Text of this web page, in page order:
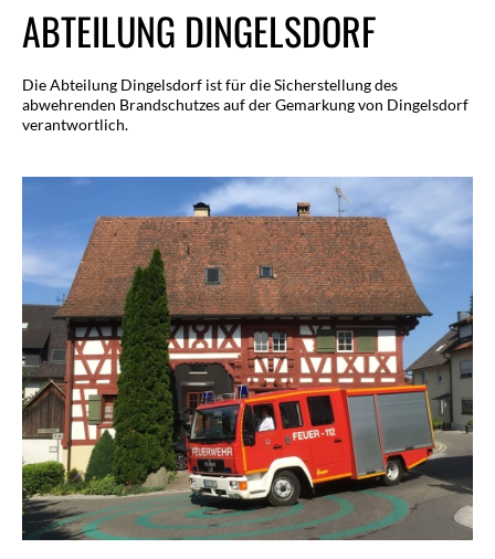
ABTEILUNG DINGELSDORF
Die Abteilung Dingelsdorf ist für die Sicherstellung des
abwehrenden Brandschutzes auf der Gemarkung von Dingelsdorf
verantwortlich.